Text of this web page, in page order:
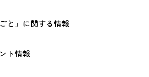
ごと」に関する情報
ト情報